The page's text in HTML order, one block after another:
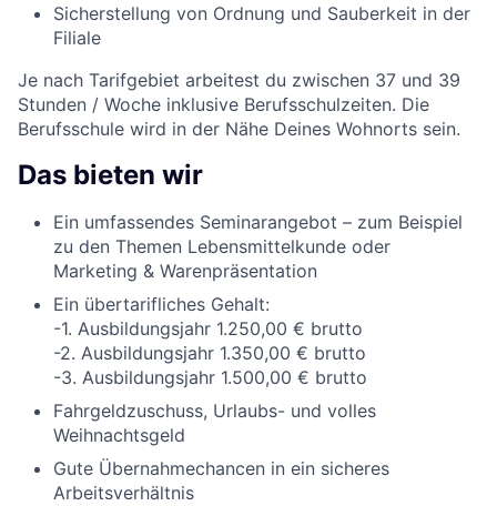
Sicherstellung von Ordnung und Sauberkeit in der
Filiale
Je nach Tarifgebiet arbeitest du zwischen 37 und 39
Stunden / Woche inklusive Berufsschulzeiten. Die
Berufsschule wird in der Nähe Deines Wohnorts sein.
Das bieten wir
Ein umfassendes Seminarangebot – zum Beispiel
zu den Themen Lebensmittelkunde oder
Marketing & Warenpräsentation
Ein übertarifliches Gehalt:
-1. Ausbildungsjahr 1.250,00 € brutto
-2. Ausbildungsjahr 1.350,00 € brutto
-3. Ausbildungsjahr 1.500,00 € brutto
Fahrgeldzuschuss, Urlaubs- und volles
Weihnachtsgeld
Gute Übernahmechancen in ein sicheres
Arbeitsverhältnis